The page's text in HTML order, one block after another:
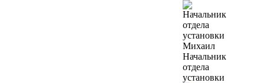
Михаил
Начальник
отдела
установки